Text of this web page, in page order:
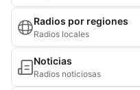
Radios por regiones
Radios locales
Noticias
Radios noticiosas